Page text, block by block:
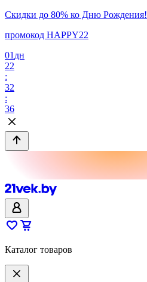
Скидки до 80% ко Дню Рождения!
промокод HAPPY22
01 дн
22
:
32
:
36
Каталог товаров